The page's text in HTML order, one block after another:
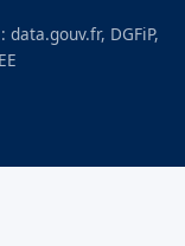
DGFiP,